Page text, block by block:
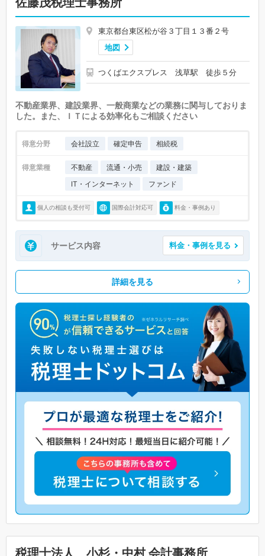
東京都台東区松が谷３丁目１３番２号
地図
つくばエクスプレス 浅草駅 徒歩５分
不動産業界、建設業界、一般商業などの業務に関与しておりま
した。また、ＩＴによる効率化もご相談ください
得意分野 会社設立 確定申告 相続税
得意業種 不動産 流通・小売
建設・建築
IT・インターネット
ファンド
個人の相談も受付可 国際会計対応可 料金・事例あり
サービス内容 料金・事例を見る
詳細を見る
税理士法人 小杉・中村 会計事務所